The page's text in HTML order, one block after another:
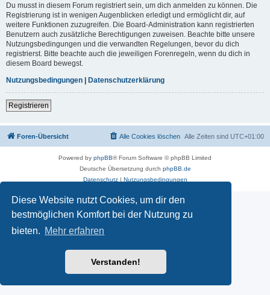
Diese Website nutzt Cookies, um dir den
bestmöglichen Komfort bei der Nutzung zu
bieten. Mehr erfahren
Verstanden!
Du musst in diesem Forum registriert sein, um dich anmelden zu können. Die
Registrierung ist in wenigen Augenblicken erledigt und ermöglicht dir, auf
weitere Funktionen zuzugreifen. Die Board-Administration kann registrierten
Benutzern auch zusätzliche Berechtigungen zuweisen. Beachte bitte unsere
Nutzungsbedingungen und die verwandten Regelungen, bevor du dich
registrierst. Bitte beachte auch die jeweiligen Forenregeln, wenn du dich in
diesem Board bewegst.
Nutzungsbedingungen | Datenschutzerklärung
Registrieren
Foren-Übersicht Alle Zeiten sind UTC+01:00
Alle Cookies löschen
Powered by phpBB® Forum Software © phpBB Limited
Deutsche Übersetzung durch phpBB.de
Datenschutz| Nutzungsbedingungen